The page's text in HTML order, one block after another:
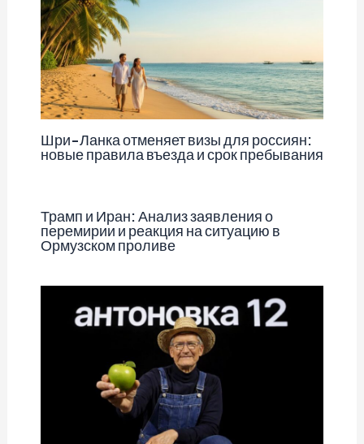
Шри-Ланка отменяет визы для россиян:
новые правила въезда и срок пребывания
Трамп и Иран: Анализ заявления о
перемирии и реакция на ситуацию в
Ормузском проливе